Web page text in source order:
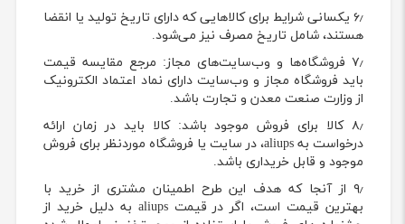
۶٫ یکسانی شرایط برای کالاهایی که دارای تاریخ تولید یا انقضا
هستند، شامل تاریخ مصرف نیز می‌شود.
۷٫ فروشگاه‌ها و وب‌سایت‌های مجاز: مرجع مقایسه قیمت
باید فروشگاه مجاز و وب‌سایت دارای نماد اعتماد الکترونیک
از وزارت صنعت معدن و تجارت باشد.
۸٫ کالا برای فروش موجود باشد: کالا باید در زمان ارائه
درخواست به aliups، در سایت یا فروشگاه موردنظر برای فروش
موجود و قابل خریداری باشد.
۹٫ از آنجا که هدف این طرح اطمینان مشتری از خرید با
بهترین قیمت است، اگر در قیمت aliups به دلیل خرید از